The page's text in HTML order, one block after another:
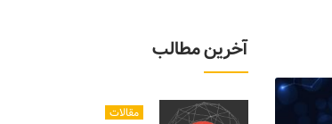
آخرین مطالب
مقالات